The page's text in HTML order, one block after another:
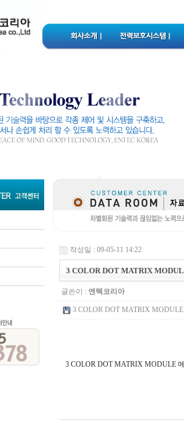
작성일 : 09-05-11 14:22
3 COLOR DOT MATRIX
글쓴이 : 엔텍코리아
3 COLOR DOT MATRIX
3 COLOR DOT MATRIX MODULE